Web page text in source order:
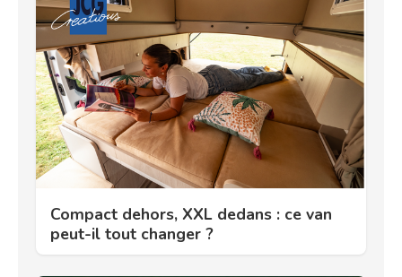
Compact dehors, XXL dedans : ce van
peut-il tout changer ?